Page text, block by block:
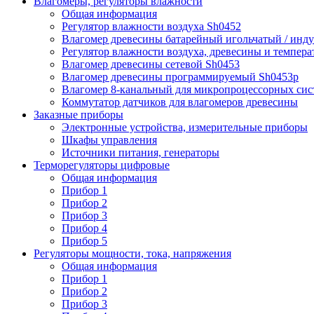
Общая информация
Регулятор влажности воздуха Sh0452
Влагомер древесины батарейный игольчатый /
Регулятор влажности воздуха, древесины и
Влагомер древесины сетевой Sh0453
Влагомер древесины программируемый Sh0453p
Влагомер 8-канальный для микропроцессорных
Коммутатор датчиков для влагомеров древесины
Заказные приборы
Электронные устройства, измерительные приборы
Шкафы управления
Источники питания, генераторы
Терморегуляторы цифровые
Общая информация
Прибор 1
Прибор 2
Прибор 3
Прибор 4
Прибор 5
Регуляторы мощности, тока, напряжения
Общая информация
Прибор 1
Прибор 2
Прибор 3